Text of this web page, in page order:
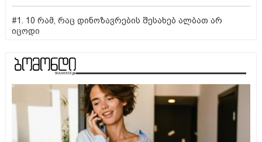
#1. 10 რამ, რაც დინოზავრების შესახებ ალბათ არ
იცოდი